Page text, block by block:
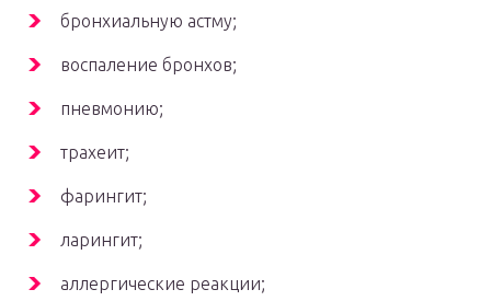
бронхиальную астму;
воспаление бронхов;
пневмонию;
трахеит;
фарингит;
ларингит;
аллергические реакции;